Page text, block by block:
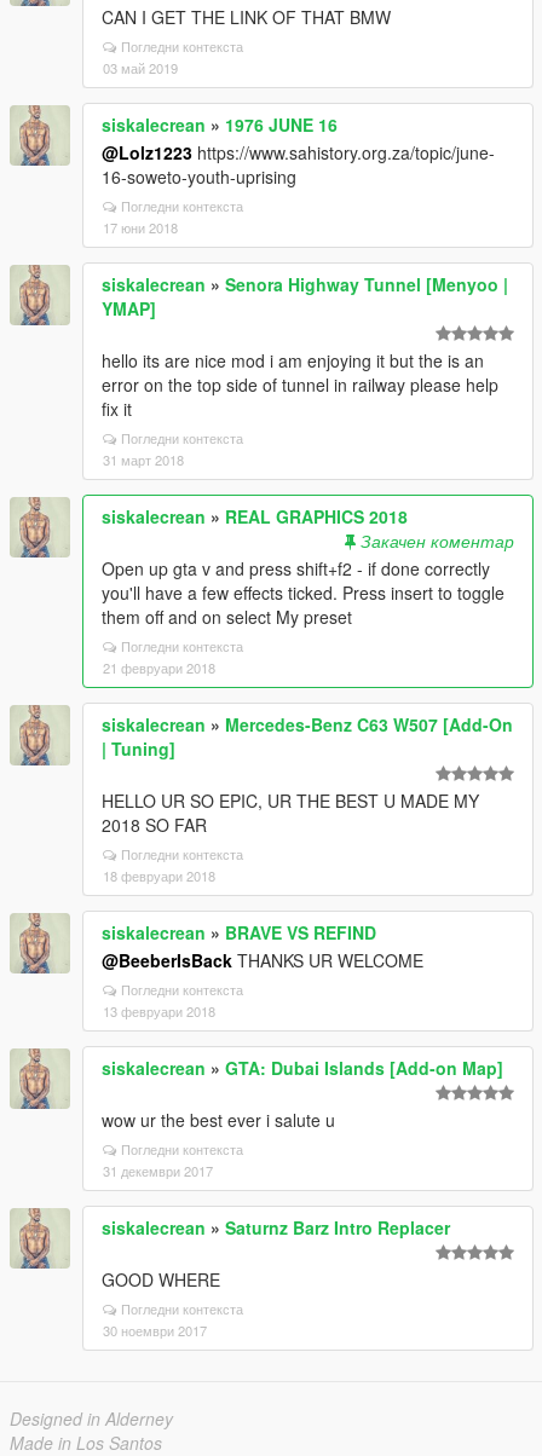
CAN I GET THE LINK OF THAT BMW
Погледни контекста
03 май 2019
siskalecrean » 1976 JUNE 16
@Lolz1223 https://www.sahistory.org.za/topic/june-
16-soweto-youth-uprising
Погледни контекста
17 юни 2018
siskalecrean » Senora Highway Tunnel [Menyoo |
YMAP]
hello its are nice mod i am enjoying it but the is an
error on the top side of tunnel in railway please help
fix it
Погледни контекста
31 март 2018
siskalecrean » REAL GRAPHICS 2018
Закачен коментар
Open up gta v and press shift+f2 - if done correctly
you'll have a few effects ticked. Press insert to toggle
them off and on select My preset
Погледни контекста
21 февруари 2018
siskalecrean » Mercedes-Benz C63 W507 [Add-On
| Tuning]
HELLO UR SO EPIC, UR THE BEST U MADE MY
2018 SO FAR
Погледни контекста
18 февруари 2018
siskalecrean » BRAVE VS REFIND
@BeeberIsBack THANKS UR WELCOME
Погледни контекста
13 февруари 2018
siskalecrean » GTA: Dubai Islands [Add-on Map]
wow ur the best ever i salute u
Погледни контекста
31 декември 2017
siskalecrean » Saturnz Barz Intro Replacer
GOOD WHERE
Погледни контекста
30 ноември 2017
Designed in Alderney
Made in Los Santos